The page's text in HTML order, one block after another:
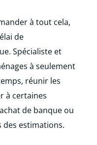
à tout cela,
de
Spécialiste et
à seulement
réunir les
à certaines
de banque ou
des estimations.